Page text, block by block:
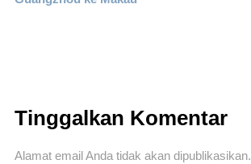
Tinggalkan Komentar
Alamat email Anda tidak akan dipublikasikan.